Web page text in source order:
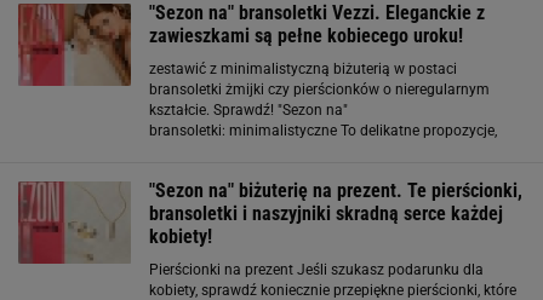
"Sezon na" bransoletki Vezzi. Eleganckie z
zawieszkami są pełne kobiecego uroku!
zestawić z minimalistyczną biżuterią w postaci
bransoletki żmijki czy pierścionków o nieregularnym
kształcie. Sprawdź! "Sezon na"
bransoletki: minimalistyczne To delikatne propozycje,
kryształkami, kamieniami
"Sezon na" biżuterię na prezent. Te pierścionki,
bransoletki i naszyjniki skradną serce każdej
kobiety!
Pierścionki na prezent Jeśli szukasz podarunku dla
kobiety, sprawdź koniecznie przepiękne pierścionki, które